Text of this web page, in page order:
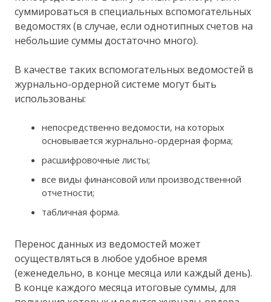
суммироваться в специальных вспомогательных
ведомостях (в случае, если однотипных счетов на
небольшие суммы достаточно много).
В качестве таких вспомогательных ведомостей в
журнально-ордерной системе могут быть
использованы:
непосредственно ведомости, на которых
основывается журнально-ордерная форма;
расшифровочные листы;
все виды финансовой или производственной
отчетности;
табличная форма.
Перенос данных из ведомостей может
осуществляться в любое удобное время
(еженедельно, в конце месяца или каждый день).
В конце каждого месяца итоговые суммы, для